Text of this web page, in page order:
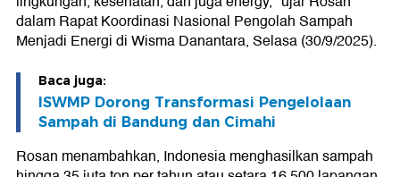
dalam Rapat Koordinasi Nasional Pengolah Sampah
Menjadi Energi di Wisma Danantara, Selasa (30/9/2025).
Baca juga:
ISWMP Dorong Transformasi Pengelolaan
Sampah di Bandung dan Cimahi
Rosan menambahkan, Indonesia menghasilkan sampah